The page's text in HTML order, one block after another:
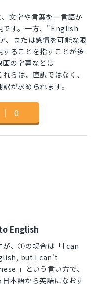
文字や言葉を一言語か
です。一方、"English
または感情を可能な限
することを指すことが多
画の字幕などは
らは、直訳ではなく、
が求められます。
｜ 0
English
、①の場合は「I can
but I can't
」という言い方で、
日本語から英語になおす